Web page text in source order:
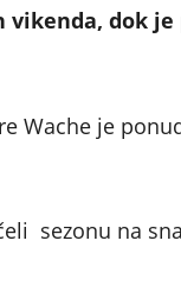
dok
Wache je
sezonu na